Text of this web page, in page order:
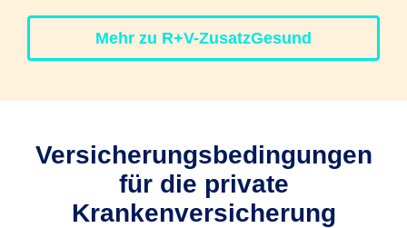
Mehr zu R+V-ZusatzGesund
Versicherungs­bedingungen
für die private
Krankenversicherung